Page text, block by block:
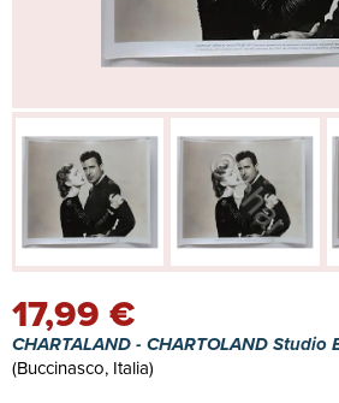
17,99 €
CHARTALAND - CHARTOLAND
(Buccinasco, Italia)